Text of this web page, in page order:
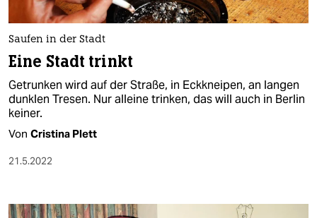
Saufen in der Stadt
Eine Stadt trinkt
Getrunken wird auf der Straße, in Eckkneipen, an langen
dunklen Tresen. Nur alleine trinken, das will auch in Berlin
keiner.
Von Cristina Plett
21.5.2022